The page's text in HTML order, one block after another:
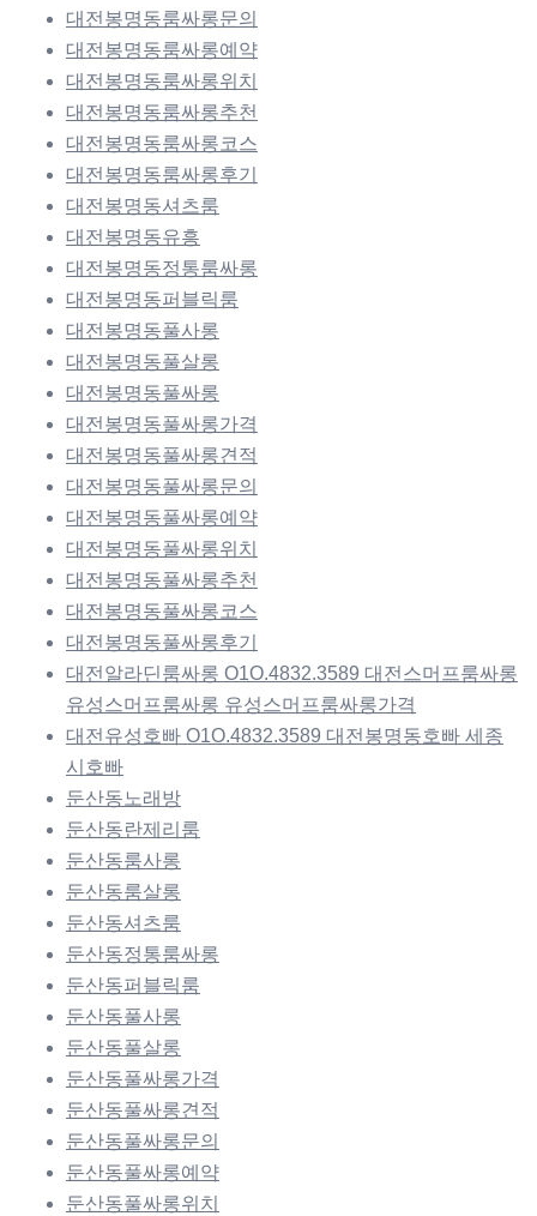
대전봉명동룸싸롱문의
대전봉명동룸싸롱예약
대전봉명동룸싸롱위치
대전봉명동룸싸롱추천
대전봉명동룸싸롱코스
대전봉명동룸싸롱후기
대전봉명동셔츠룸
대전봉명동유흥
대전봉명동정통룸싸롱
대전봉명동퍼블릭룸
대전봉명동풀사롱
대전봉명동풀살롱
대전봉명동풀싸롱
대전봉명동풀싸롱가격
대전봉명동풀싸롱견적
대전봉명동풀싸롱문의
대전봉명동풀싸롱예약
대전봉명동풀싸롱위치
대전봉명동풀싸롱추천
대전봉명동풀싸롱코스
대전봉명동풀싸롱후기
대전알라딘룸싸롱 O1O.4832.3589 대전스머프룸싸롱
유성스머프룸싸롱 유성스머프룸싸롱가격
대전유성호빠 O1O.4832.3589 대전봉명동호빠 세종
시호빠
둔산동노래방
둔산동란제리룸
둔산동룸사롱
둔산동룸살롱
둔산동셔츠룸
둔산동정통룸싸롱
둔산동퍼블릭룸
둔산동풀사롱
둔산동풀살롱
둔산동풀싸롱가격
둔산동풀싸롱견적
둔산동풀싸롱문의
둔산동풀싸롱예약
둔산동풀싸롱위치